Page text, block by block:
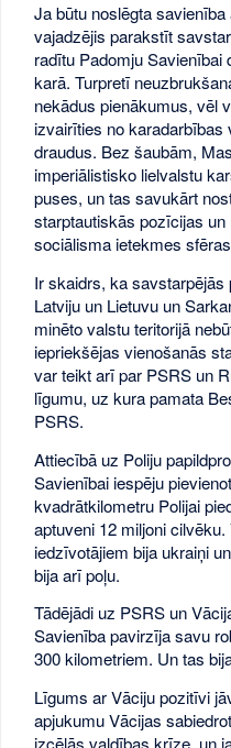
Ja būtu noslēgta
vajadzējis parakstīt
radītu Padomju Savienībai
karā. Turpretī
nekādus pienākumus, vēl
izvairīties no
draudus. Bez šaubām,
imperiālistisko lielvalstu
puses, un tas savukārt
starptautiskās pozīcijas
sociālisma ietekmes
Ir skaidrs, ka savstarpējās
Latviju un Lietuvu un
minēto valstu teritorijā
iepriekšējas vienošanās
var teikt arī par PSRS un
līgumu, uz kura pamata
PSRS.
Attiecībā uz Poliju
Savienībai iespēju
kvadrātkilometru Polijai
aptuveni 12 miljoni
iedzīvotājiem bija ukraiņi
bija arī poļu.
Tādējādi uz PSRS un
Savienība pavirzīja savu
300 kilometriem. Un tas
Līgums ar Vāciju pozitīvi
apjukumu Vācijas
izcēlās valdības krīze, un